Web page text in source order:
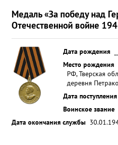
Медаль «За победу над
Отечественной войне
Дата рождения
Место рождения
РФ, Тверская
деревня
Дата
Воинское звание
Дата окончания службы